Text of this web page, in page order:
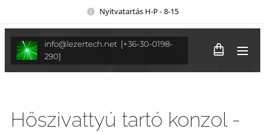
Nyitvatartás H-P - 8-15
info@lezertech.net [+36-30-0198-
290]
Hőszivattyú tartó konzol -